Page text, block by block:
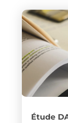
Étude